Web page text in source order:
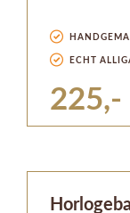
ECHT
225,-